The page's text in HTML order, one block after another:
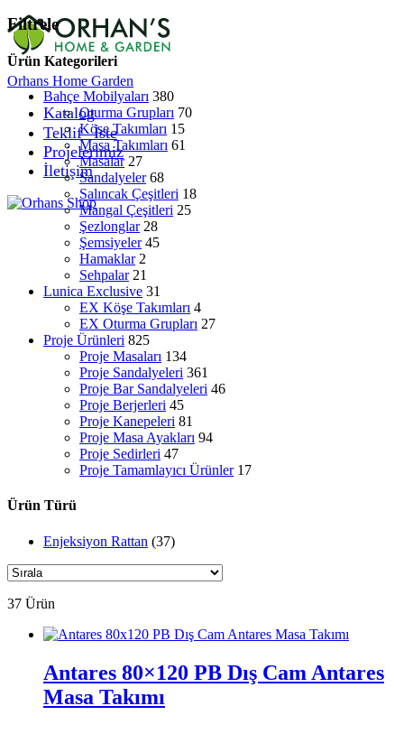
Orhans Home Garden
Katalog
Teklif⠀İste
Projelerimiz
İletişim
Filtrele
Ürün Kategorileri
Bahçe Mobilyaları 380
Oturma Grupları 70
Köşe Takımları 15
Masa Takımları 61
Masalar 27
Sandalyeler 68
Salıncak Çeşitleri 18
Mangal Çeşitleri 25
Şezlonglar 28
Şemsiyeler 45
Hamaklar 2
Sehpalar 21
Lunica Exclusive 31
EX Köşe Takımları 4
EX Oturma Grupları 27
Proje Ürünleri 825
Proje Masaları 134
Proje Sandalyeleri 361
Proje Bar Sandalyeleri 46
Proje Berjerleri 45
Proje Kanepeleri 81
Proje Masa Ayakları 94
Proje Sedirleri 47
Proje Tamamlayıcı Ürünler 17
Ürün Türü
Enjeksiyon Rattan (37)
37 Ürün
Antares 80×120 PB Dış Cam Antares
Masa Takımı